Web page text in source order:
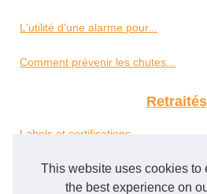
This website uses cookies to
the best experience on
L'utilité d'une alarme pour...
Comment prévenir les chutes...
Retraités
Labels et certifications...
Simulateur PER en Ligne : Un...